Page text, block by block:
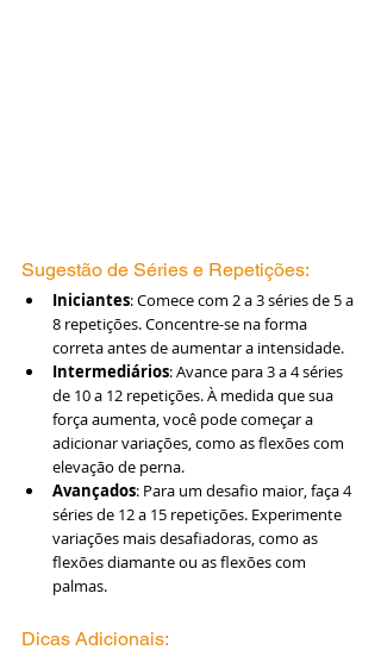
Sugestão de Séries e Repetições:
Iniciantes: Comece com 2 a 3 séries de 5 a
8 repetições. Concentre-se na forma
correta antes de aumentar a intensidade.
Intermediários: Avance para 3 a 4 séries
de 10 a 12 repetições. À medida que sua
força aumenta, você pode começar a
adicionar variações, como as flexões com
elevação de perna.
Avançados: Para um desafio maior, faça 4
séries de 12 a 15 repetições. Experimente
variações mais desafiadoras, como as
flexões diamante ou as flexões com
palmas.
Dicas Adicionais: